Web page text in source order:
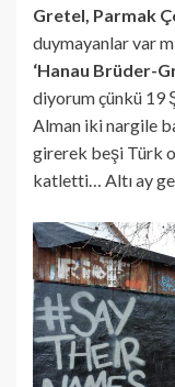
Gretel, Parmak
duymayanlar var
‘Hanau Brüder-
diyorum çünkü 19
Alman iki nargile
girerek beşi Türk
katletti… Altı ay